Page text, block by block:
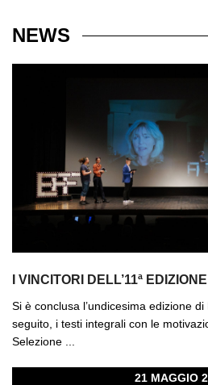
NEWS
I VINCITORI DELL’11ª EDIZIONE
Si è conclusa l’undicesima edizione
seguito, i testi integrali con le
Selezione ...
21 MAGGIO